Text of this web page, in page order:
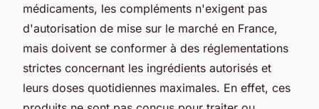
médicaments, les compléments n'exigent pas
d'autorisation de mise sur le marché en France,
mais doivent se conformer à des réglementations
strictes concernant les ingrédients autorisés et
leurs doses quotidiennes maximales. En effet, ces